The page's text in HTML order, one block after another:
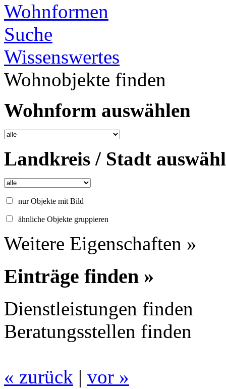
Wohnformen
Suche
Wissenswertes
Wohnobjekte finden
Wohnform auswählen
Landkreis / Stadt
nur Objekte mit Bild
ähnliche Objekte gruppieren
Weitere Eigenschaften »
Einträge finden »
Dienstleistungen finden
Beratungsstellen finden
« zurück | vor »